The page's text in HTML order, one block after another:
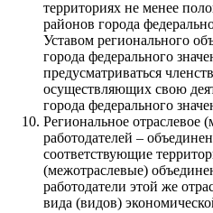
территориях не менее
районов города
Уставом регионального
города федерального
предусматриваться
осуществляющих свою
города федерального
Региональное отраслевое
работодателей –
соответствующие
(межотраслевые)
работодатели этой же
вида (видов)